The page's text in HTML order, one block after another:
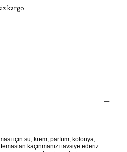
kargo
için su, krem, parfüm, kolonya,
kaçınmanızı tavsiye ederiz.